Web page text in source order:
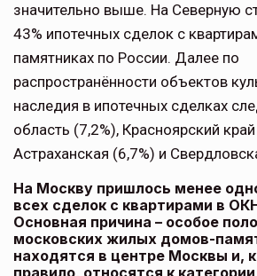
значительно выше. На Северную
43% ипотечных сделок с
памятниках по России. Далее по
распространённости объектов
наследия в ипотечных сделках
область (7,2%), Красноярский
Астраханская (6,7%) и
На Москву пришлось менее
всех сделок с квартирами в
Основная причина – особое
московских жилых домов-
находятся в центре Москвы и,